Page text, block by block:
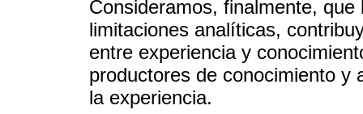
Consideramos, finalmente,
limitaciones analíticas,
entre experiencia y
productores de conocimiento y
la experiencia.